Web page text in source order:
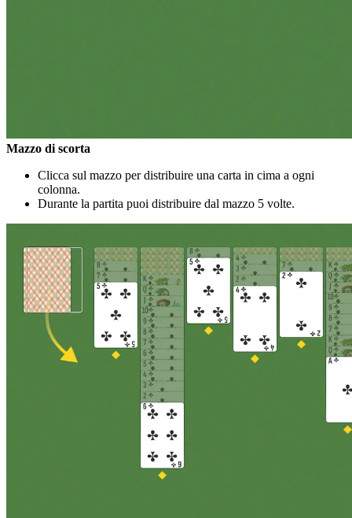
Mazzo di scorta
Clicca sul mazzo per distribuire una carta in cima a ogni
colonna.
Durante la partita puoi distribuire dal mazzo 5 volte.